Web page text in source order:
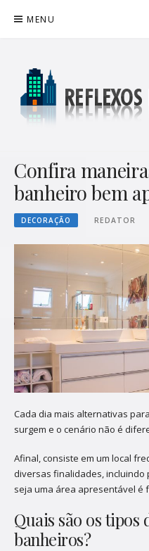
para
MENU
Confira
banheiro bem
DECORAÇÃO REDATOR
Cada dia mais alternativas
surgem e o cenário não é
Afinal, consiste em um local
diversas finalidades, incluindo
seja uma área apresentável é
Quais são os tipos
banheiros?